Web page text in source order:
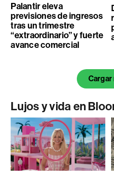
Palantir eleva
previsiones de ingresos
tras un trimestre
“extraordinario” y fuerte
avance comercial
Cargar
Lujos y vida en